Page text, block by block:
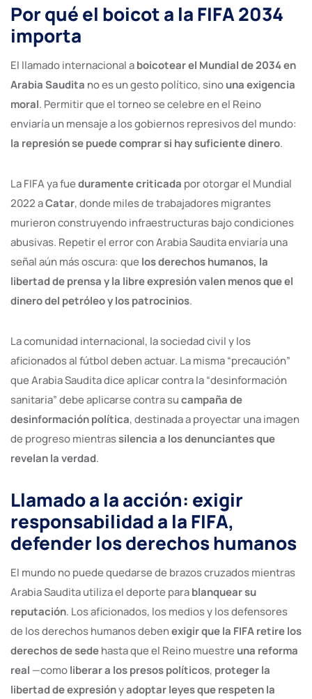
Por qué el boicot a la FIFA 2034
importa
El llamado internacional aboicotear el Mundial de 2034 en
Arabia Saudita no es un gesto político, sinouna exigencia
moral. Permitir que el torneo se celebre en el Reino
enviaría un mensaje a los gobiernos represivos del mundo:
la represión se puede comprar si hay suficiente dinero.
La FIFA ya fueduramente criticada por otorgar el Mundial
2022 aCatar, donde miles de trabajadores migrantes
murieron construyendo infraestructuras bajo condiciones
abusivas. Repetir el error con Arabia Saudita enviaría una
señal aún más oscura: quelos derechos humanos, la
libertad de prensa y la libre expresión valen menos que el
dinero del petróleo y los patrocinios.
La comunidad internacional, la sociedad civil y los
aficionados al fútbol deben actuar. La misma “precaución”
que Arabia Saudita dice aplicar contra la “desinformación
sanitaria” debe aplicarse contra sucampaña de
desinformación política, destinada a proyectar una imagen
de progreso mientrassilencia a los denunciantes que
revelan la verdad.
Llamado a la acción: exigir
responsabilidad a la FIFA,
defender los derechos humanos
El mundo no puede quedarse de brazos cruzados mientras
Arabia Saudita utiliza el deporte parablanquear su
reputación. Los aficionados, los medios y los defensores
de los derechos humanos debenexigir que la FIFA retire los
derechos de sedehasta que el Reino muestreuna reforma
real —comoliberar a los presos políticos, proteger la
libertad de expresiónyadoptar leyes que respeten la